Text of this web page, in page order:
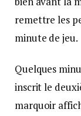
remettre les
minute de jeu.
Quelques
inscrit le
marquoir